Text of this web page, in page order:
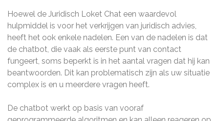
Hoewel de Juridisch Loket Chat een waardevol
hulpmiddel is voor het verkrijgen van juridisch advies,
heeft het ook enkele nadelen. Een van de nadelen is dat
de chatbot, die vaak als eerste punt van contact
fungeert, soms beperkt is in het aantal vragen dat hij kan
beantwoorden. Dit kan problematisch zijn als uw situatie
complex is en u meerdere vragen heeft.
De chatbot werkt op basis van vooraf